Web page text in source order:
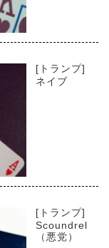
[トランプ]
ネイブ
[トランプ]
Scoundrel
（悪党）